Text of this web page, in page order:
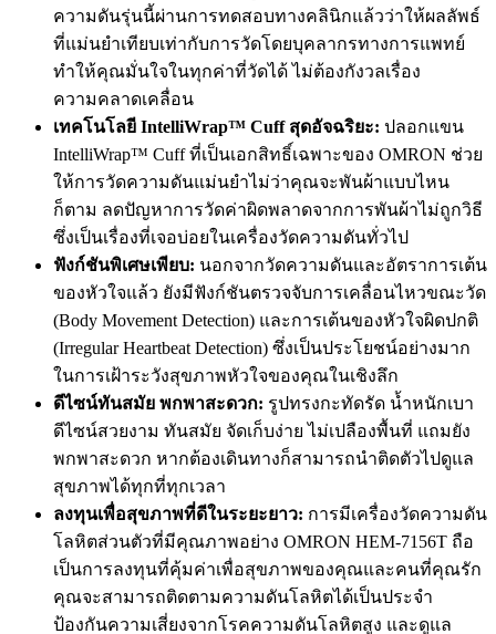
ความดันรุ่นนี้ผ่านการทดสอบทางคลินิกแล้วว่าให้ผลลัพธ์
ที่แม่นยำเทียบเท่ากับการวัดโดยบุคลากรทางการแพทย์
ทำให้คุณมั่นใจในทุกค่าที่วัดได้ ไม่ต้องกังวลเรื่อง
ความคลาดเคลื่อน
เทคโนโลยี IntelliWrap™ Cuff สุดอัจฉริยะ: ปลอกแขน
IntelliWrap™ Cuff ที่เป็นเอกสิทธิ์เฉพาะของ OMRON ช่วย
ให้การวัดความดันแม่นยำไม่ว่าคุณจะพันผ้าแบบไหน
ก็ตาม ลดปัญหาการวัดค่าผิดพลาดจากการพันผ้าไม่ถูกวิธี
ซึ่งเป็นเรื่องที่เจอบ่อยในเครื่องวัดความดันทั่วไป
ฟังก์ชันพิเศษเพียบ: นอกจากวัดความดันและอัตราการเต้น
ของหัวใจแล้ว ยังมีฟังก์ชันตรวจจับการเคลื่อนไหวขณะวัด
(Body Movement Detection) และการเต้นของหัวใจผิดปกติ
(Irregular Heartbeat Detection) ซึ่งเป็นประโยชน์อย่างมาก
ในการเฝ้าระวังสุขภาพหัวใจของคุณในเชิงลึก
ดีไซน์ทันสมัย พกพาสะดวก: รูปทรงกะทัดรัด น้ำหนักเบา
ดีไซน์สวยงาม ทันสมัย จัดเก็บง่าย ไม่เปลืองพื้นที่ แถมยัง
พกพาสะดวก หากต้องเดินทางก็สามารถนำติดตัวไปดูแล
สุขภาพได้ทุกที่ทุกเวลา
ลงทุนเพื่อสุขภาพที่ดีในระยะยาว: การมีเครื่องวัดความดัน
โลหิตส่วนตัวที่มีคุณภาพอย่าง OMRON HEM-7156T ถือ
เป็นการลงทุนที่คุ้มค่าเพื่อสุขภาพของคุณและคนที่คุณรัก
คุณจะสามารถติดตามความดันโลหิตได้เป็นประจำ
ป้องกันความเสี่ยงจากโรคความดันโลหิตสูง และดูแล